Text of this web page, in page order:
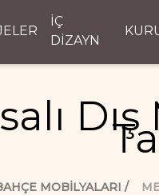
İÇ
DİZAYN
MOBILYALARI